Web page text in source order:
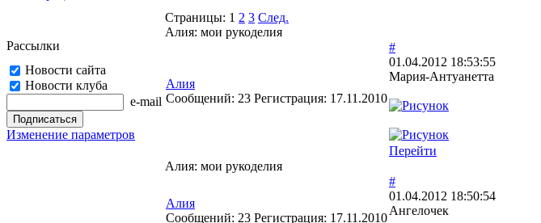
Рассылки
Новости сайта
Новости клуба
e-mail
Изменение параметров
Страницы: 1 2 3 След.
Алия: мои рукоделия
Алия
Cообщений: 23 Регистрация: 17.11.2010
#
01.04.2012 18:53:55
Мария-Антуанетта
Перейти
Алия: мои рукоделия
Алия
Cообщений: 23 Регистрация: 17.11.2010
#
01.04.2012 18:50:54
Ангелочек